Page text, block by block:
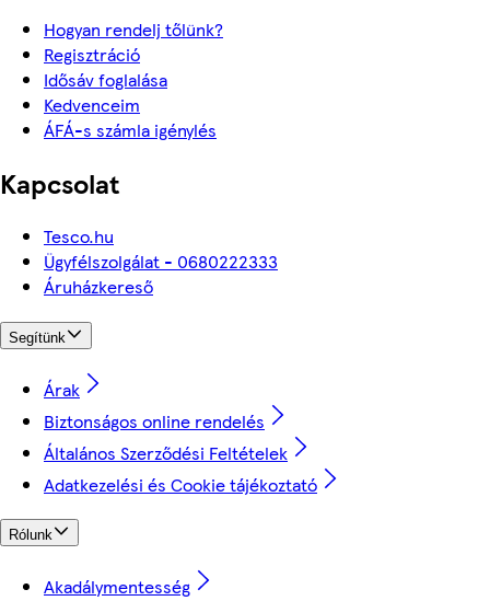
Hogyan rendelj tőlünk?
Regisztráció
Idősáv foglalása
Kedvenceim
ÁFÁ-s számla igénylés
Kapcsolat
Tesco.hu
Ügyfélszolgálat - 0680222333
Áruházkereső
Segítünk
Árak
Biztonságos online rendelés
Általános Szerződési Feltételek
Adatkezelési és Cookie tájékoztató
Rólunk
Akadálymentesség